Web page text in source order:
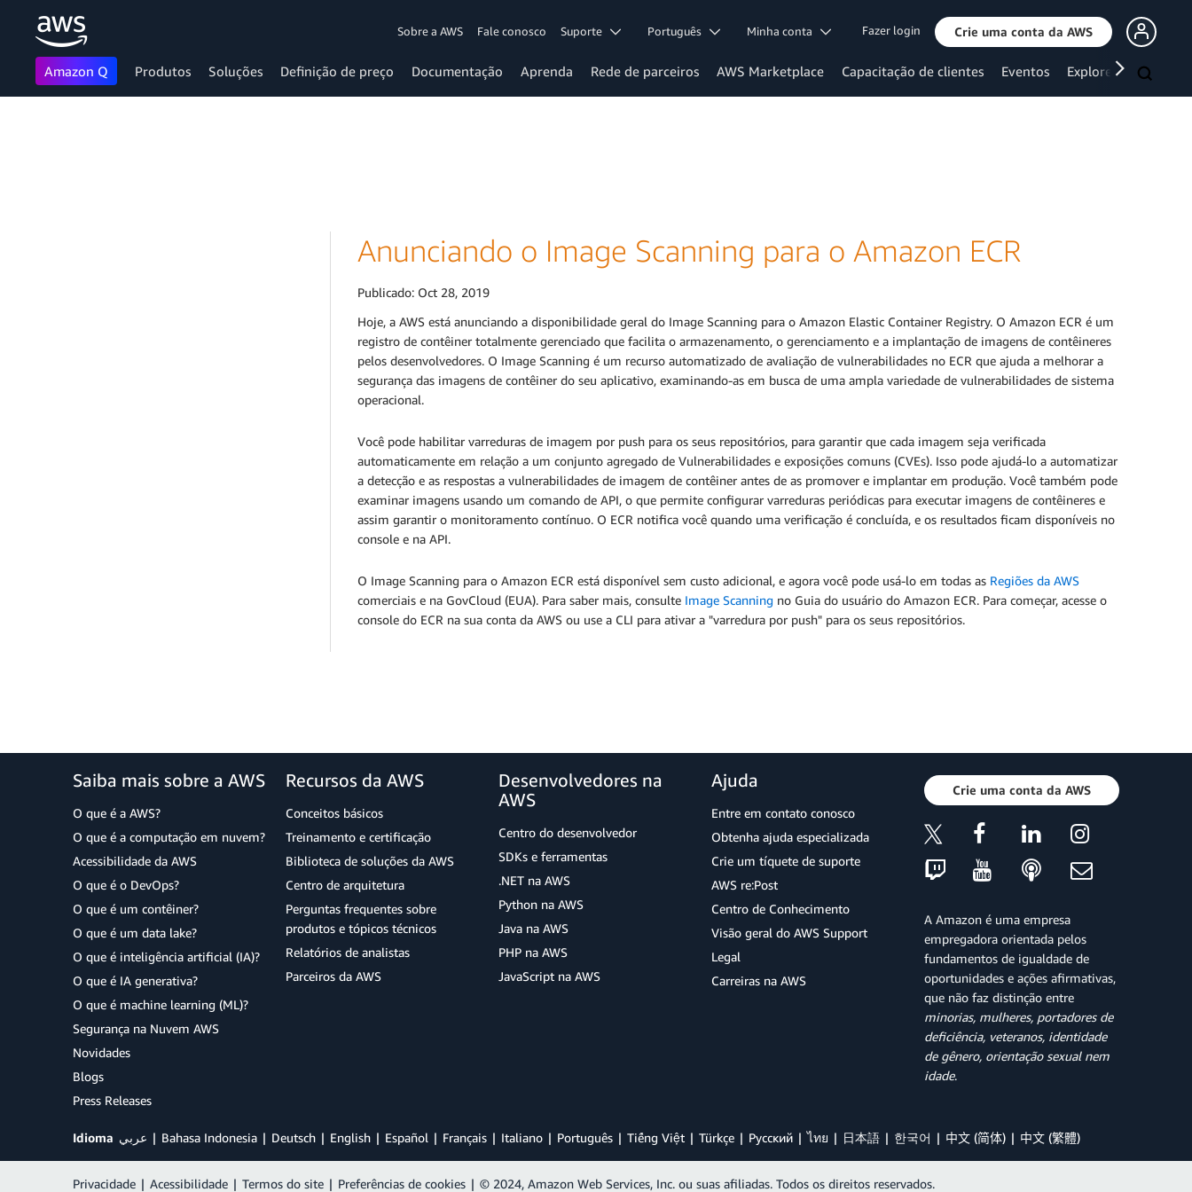
Sobre a AWS Fale conosco Suporte Português Minha conta Fazer login Crie uma conta da AWS
Amazon Q Produtos Soluções Definição de preço Documentação Aprenda Rede de parceiros AWS Marketplace Capacitação de clientes Eventos Explore mais
Anunciando o Image Scanning para o Amazon ECR
Publicado: Oct 28, 2019
Hoje, a AWS está anunciando a disponibilidade geral do Image Scanning para o Amazon Elastic Container Registry. O Amazon ECR é um
registro de contêiner totalmente gerenciado que facilita o armazenamento, o gerenciamento e a implantação de imagens de contêineres
pelos desenvolvedores. O Image Scanning é um recurso automatizado de avaliação de vulnerabilidades no ECR que ajuda a melhorar a
segurança das imagens de contêiner do seu aplicativo, examinando-as em busca de uma ampla variedade de vulnerabilidades de sistema
operacional.
Você pode habilitar varreduras de imagem por push para os seus repositórios, para garantir que cada imagem seja verificada
automaticamente em relação a um conjunto agregado de Vulnerabilidades e exposições comuns (CVEs). Isso pode ajudá-lo a automatizar
a detecção e as respostas a vulnerabilidades de imagem de contêiner antes de as promover e implantar em produção. Você também pode
examinar imagens usando um comando de API, o que permite configurar varreduras periódicas para executar imagens de contêineres e
assim garantir o monitoramento contínuo. O ECR notifica você quando uma verificação é concluída, e os resultados ficam disponíveis no
console e na API.
O Image Scanning para o Amazon ECR está disponível sem custo adicional, e agora você pode usá-lo em todas as Regiões da AWS
comerciais e na GovCloud (EUA). Para saber mais, consulte Image Scanning no Guia do usuário do Amazon ECR. Para começar, acesse o
console do ECR na sua conta da AWS ou use a CLI para ativar a "varredura por push" para os seus repositórios.
Saiba mais sobre a AWS
O que é a AWS?
O que é a computação em nuvem?
Acessibilidade da AWS
O que é o DevOps?
O que é um contêiner?
O que é um data lake?
O que é inteligência artificial (IA)?
O que é IA generativa?
O que é machine learning (ML)?
Segurança na Nuvem AWS
Novidades
Blogs
Press Releases
Recursos da AWS
Conceitos básicos
Treinamento e certificação
Biblioteca de soluções da AWS
Centro de arquitetura
Perguntas frequentes sobre
produtos e tópicos técnicos
Relatórios de analistas
Parceiros da AWS
Desenvolvedores na
AWS
Centro do desenvolvedor
SDKs e ferramentas
.NET na AWS
Python na AWS
Java na AWS
PHP na AWS
JavaScript na AWS
Ajuda
Entre em contato conosco
Obtenha ajuda especializada
Crie um tíquete de suporte
AWS re:Post
Centro de Conhecimento
Visão geral do AWS Support
Legal
Carreiras na AWS
Crie uma conta da AWS
A Amazon é uma empresa
empregadora orientada pelos
fundamentos de igualdade de
oportunidades e ações afirmativas,
que não faz distinção entre
minorias, mulheres, portadores de
deficiência, veteranos, identidade
de gênero, orientação sexual nem
idade.
Idioma عربي Bahasa Indonesia Deutsch English Español Français Italiano Português Tiếng Việt Türkçe Ρусский ไทย 日本語 한국어 中文 (简体) 中文 (繁體)
Privacidade | Acessibilidade | Termos do site | Preferências de cookies | © 2024, Amazon Web Services, Inc. ou suas afiliadas. Todos os direitos reservados.